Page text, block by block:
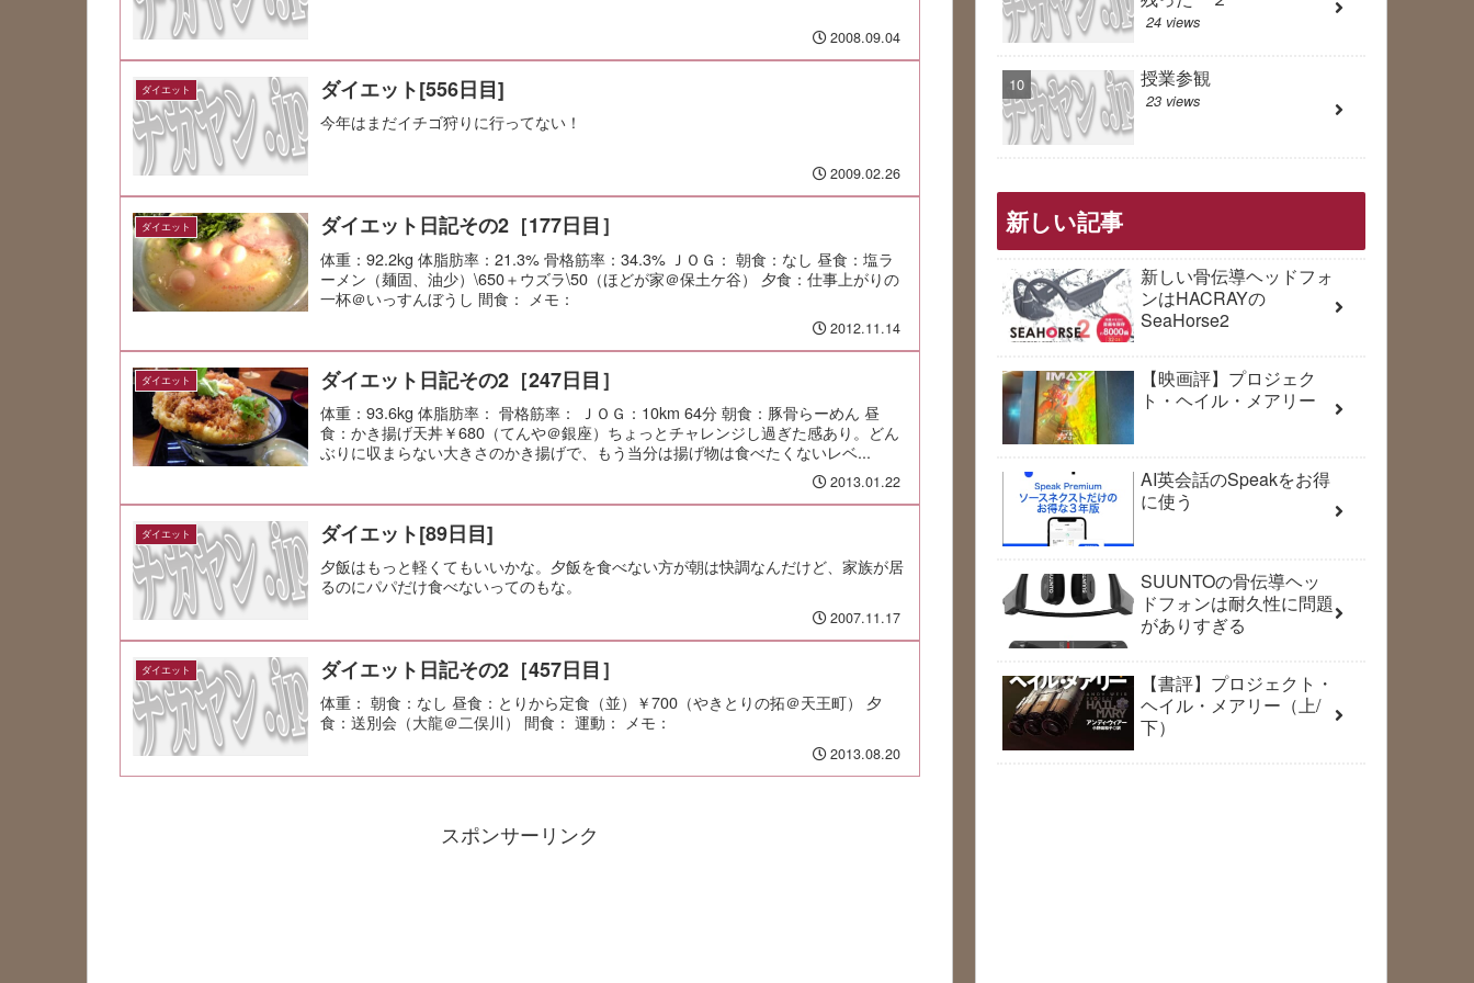
2008.09.04
ダイエット ダイエット[556日目]
今年はまだイチゴ狩りに行ってない！
2009.02.26
ダイエット ダイエット日記その2［177日目］
体重：92.2kg 体脂肪率：21.3% 骨格筋率：34.3% ＪＯＧ： 朝食：なし 昼食：塩ラ
ーメン（麺固、油少）\650＋ウズラ\50（ほどが家＠保土ケ谷） 夕食：仕事上がりの
一杯＠いっすんぼうし 間食： メモ：
2012.11.14
ダイエット ダイエット日記その2［247日目］
体重：93.6kg 体脂肪率： 骨格筋率： ＪＯＧ：10km 64分 朝食：豚骨らーめん 昼
食：かき揚げ天丼￥680（てんや＠銀座）ちょっとチャレンジし過ぎた感あり。どん
ぶりに収まらない大きさのかき揚げで、もう当分は揚げ物は食べたくないレベ...
2013.01.22
ダイエット ダイエット[89日目]
夕飯はもっと軽くてもいいかな。夕飯を食べない方が朝は快調なんだけど、家族が居
るのにパパだけ食べないってのもな。
2007.11.17
ダイエット ダイエット日記その2［457日目］
体重： 朝食：なし 昼食：とりから定食（並）￥700（やきとりの拓＠天王町） 夕
食：送別会（大龍＠二俣川） 間食： 運動： メモ：
2013.08.20
スポンサーリンク
24 views
授業参観
23 views
新しい記事
新しい骨伝導ヘッドフォ
ンはHACRAYの
SeaHorse2
【映画評】プロジェク
ト・ヘイル・メアリー
AI英会話のSpeakをお得
に使う
SUUNTOの骨伝導ヘッ
ドフォンは耐久性に問題
がありすぎる
【書評】プロジェクト・
ヘイル・メアリー（上/
下）